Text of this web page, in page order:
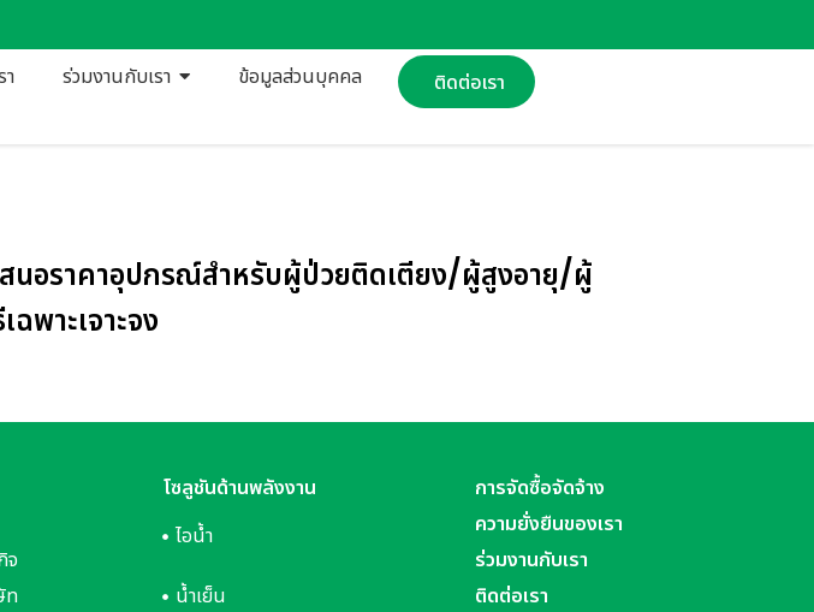
ร่วมงานกับเรา ข้อมูลส่วนบุคคล ติดต่อเรา
นอราคาอุปกรณ์สำหรับผู้ป่วยติดเตียง/ผู้สูงอายุ/ผู้
พาะเจาะจง
จ
ท
โซลูชันด้านพลังงาน
ไอน้ำ
น้ำเย็น
การจัดซื้อจัดจ้าง
ความยั่งยืนของเรา
ร่วมงานกับเรา
ติดต่อเรา